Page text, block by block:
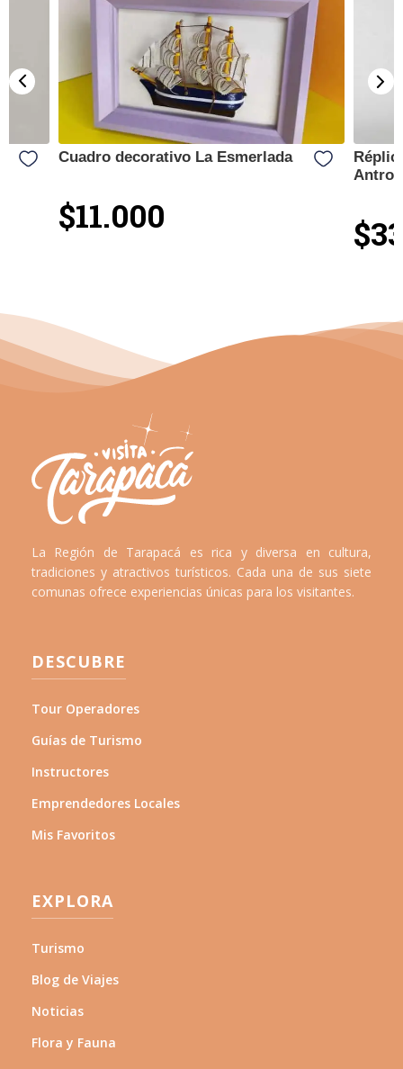
Cuadro decorativo La Esmerlada
$11.000
La Región de Tarapacá es rica y diversa en cultura,
tradiciones y atractivos turísticos. Cada una de sus siete
comunas ofrece experiencias únicas para los visitantes.
DESCUBRE
Tour Operadores
Guías de Turismo
Instructores
Emprendedores Locales
Mis Favoritos
EXPLORA
Turismo
Blog de Viajes
Noticias
Flora y Fauna